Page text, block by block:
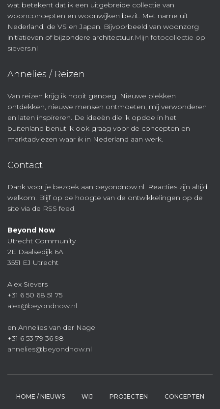
wat betekent dat ik een uitgebreide collectie van
woonconcepten en woonwijken bezit. Met name uit
Nederland, de VS en Japan. Bijvoorbeeld van woonzorg
initiatieven of bijzondere architectuur.Mijn fotocollectie op
sievers.nl
Annelies / Reizen
Van reizen krijg ik nooit genoeg. Nieuwe plekken
ontdekken, nieuwe mensen ontmoeten, mij verwonderen
en laten inspireren. De ideeën die ik opdoe in het
buitenland benut ik ook graag voor de concepten en
marktadviezen waar ik in Nederland aan werk.
Contact
Dank voor je bezoek aan beyondnow.nl. Reacties zijn altijd
welkom. Blijf op de hoogte van de ontwikkelingen op de
site via de RSS feed.
Beyond Now
Utrecht Community
2E Daalsedijk 6A
3551 EJ Utrecht
Alex Sievers
+31 6 50 68 51 75
alex@beyondnow.nl
en Annelies van der Nagel
+31 6 53 79 36 98
annelies@beyondnow.nl
HOME / NIEUWS WIJ PROJECTEN CONCEPTEN